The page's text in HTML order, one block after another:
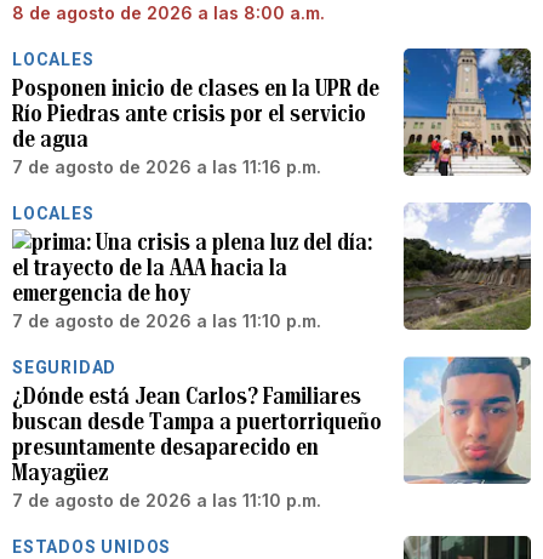
8 de agosto de 2026 a las 8:00 a.m.
LOCALES
Posponen inicio de clases en la UPR de
Río Piedras ante crisis por el servicio
de agua
7 de agosto de 2026 a las 11:16 p.m.
LOCALES
Una crisis a plena luz del día:
el trayecto de la AAA hacia la
emergencia de hoy
7 de agosto de 2026 a las 11:10 p.m.
SEGURIDAD
¿Dónde está Jean Carlos? Familiares
buscan desde Tampa a puertorriqueño
presuntamente desaparecido en
Mayagüez
7 de agosto de 2026 a las 11:10 p.m.
ESTADOS UNIDOS